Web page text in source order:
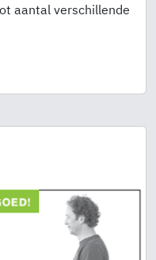
aantal verschillende